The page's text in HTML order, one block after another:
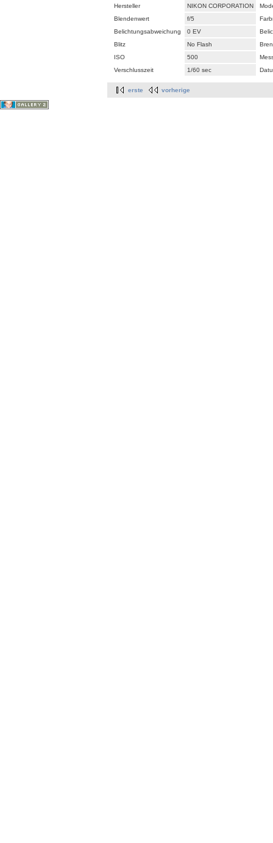
Hersteller
NIKON CORPORATION
Blendenwert
f/5
Belichtungsabweichung
0 EV
Blitz
No Flash
ISO
500
Verschlusszeit
1/60 sec
erste vorherige